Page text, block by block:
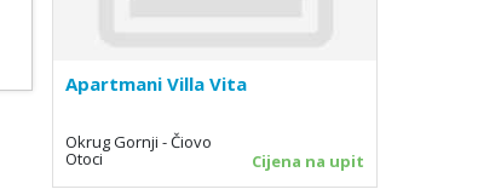
Apartmani Villa Vita
Okrug Gornji - Čiovo
Otoci Cijena na upit